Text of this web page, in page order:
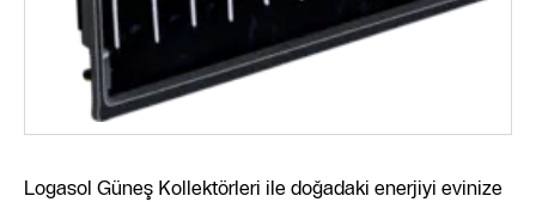
Logasol Güneş Kollektörleri ile doğadaki enerjiyi evinize